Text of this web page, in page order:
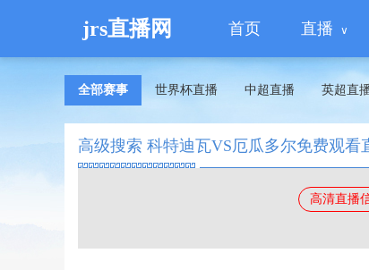
jrs直播网 首页 直播
全部赛事 世界杯直播 中超直播 英超直
高级搜索 科特迪瓦VS厄瓜多尔免费观看
高清直播